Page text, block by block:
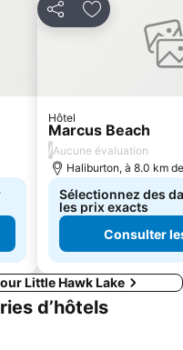
PartagerAjouter à
Hôtel
Marcus Beach
/Aucune évaluation
Haliburton, à 8.0 km
Sélectionnez des
les prix exacts
Consulter
Little Hawk Lake
d’hôtels